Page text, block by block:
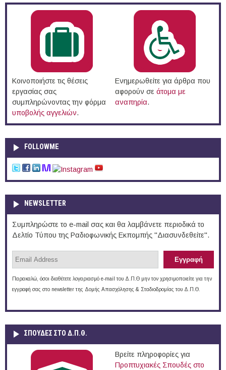
Κοινοποιήστε τις θέσεις
εργασίας σας
συμπληρώνοντας την φόρμα
υποβολής αγγελιών.
Ενημερωθείτε για άρθρα που
αφορούν σε άτομα με
αναπηρία.
FOLLOWME
NEWSLETTER
Συμπληρώστε το e-mail σας και θα λαμβάνετε περιοδικά το
Δελτίο Τύπου της Ραδιοφωνικής Εκπομπής "Διασυνδεθείτε".
Παρακαλώ, όσοι διαθέτετε λογαριασμό e-mail του Δ.Π.Θ μην τον χρησιμοποιείτε για την
εγγραφή σας στο newsletter της Δομής Απασχόλησης & Σταδιοδρομίας του Δ.Π.Θ.
ΣΠΟΥΔΈΣ ΣΤΟ Δ.Π.Θ.
Βρείτε πληροφορίες για
Προπτυχιακές Σπουδές στο